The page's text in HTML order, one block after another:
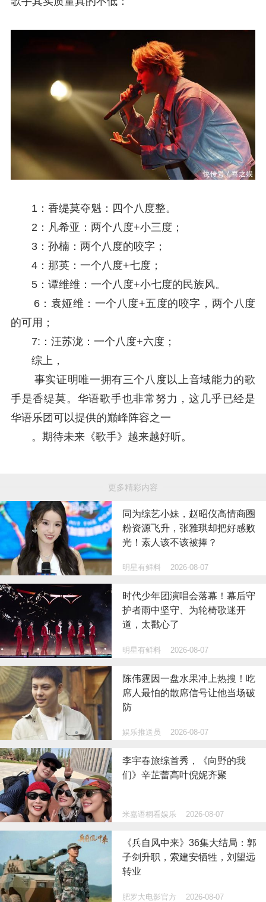
1：香缇莫夺魁：四个八度整。
2：凡希亚：两个八度+小三度；
3：孙楠：两个八度的咬字；
4：那英：一个八度+七度；
5：谭维维：一个八度+小七度的民族风。
6：袁娅维：一个八度+五度的咬字，两个八度
的可用；
7:：汪苏泷：一个八度+六度；
综上，
事实证明唯一拥有三个八度以上音域能力的歌
手是香缇莫。华语歌手也非常努力，这几乎已经是
华语乐团可以提供的巅峰阵容之一
。期待未来《歌手》越来越好听。
更多精彩内容
同为综艺小妹，赵昭仪高情商圈
粉资源飞升，张雅琪却把好感败
光！素人该不该被捧？
明星有鲜料 2026-08-07
时代少年团演唱会落幕！幕后守
护者雨中坚守、为轮椅歌迷开
道，太戳心了
明星有鲜料 2026-08-07
陈伟霆因一盘水果冲上热搜！吃
席人最怕的散席信号让他当场破
防
娱乐推送员 2026-08-07
李宇春旅综首秀，《向野的我
们》辛芷蕾高叶倪妮齐聚
米嘉语桐看娱乐 2026-08-07
《兵自风中来》36集大结局：郭
子剑升职，索建安牺牲，刘望远
转业
肥罗大电影官方 2026-08-07